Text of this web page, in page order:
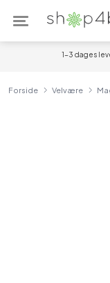
1-3 dages
Forside Velvære